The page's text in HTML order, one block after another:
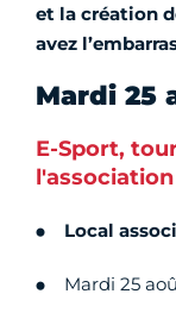
et la création
avez
Mardi 25
E-Sport,
l'association
Local
Mardi 25